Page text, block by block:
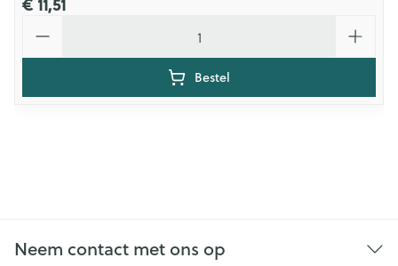
Bestel
Neem contact met ons op